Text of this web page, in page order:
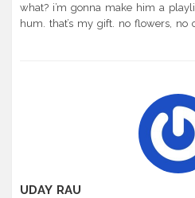
what? i’m gonna make him a
hum. that’s my gift. no flowers, no
UDAY RAU